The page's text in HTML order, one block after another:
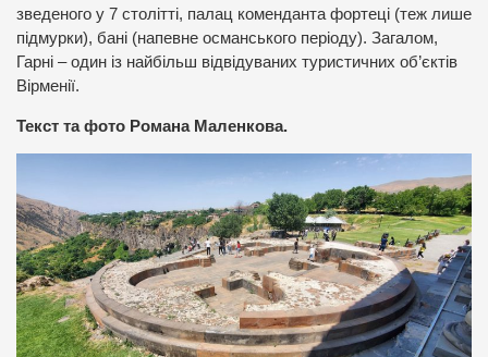
зведеного у 7 столітті, палац коменданта фортеці (теж лише
підмурки), бані (напевне османського періоду). Загалом,
Гарні – один із найбільш відвідуваних туристичних об’єктів
Вірменії.
Текст та фото Романа Маленкова.